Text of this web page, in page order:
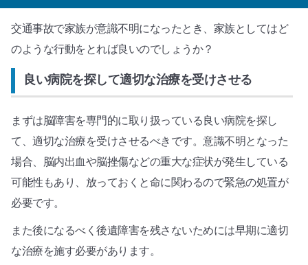
交通事故で家族が意識不明になったとき、家族としてはど
のような行動をとれば良いのでしょうか？
良い病院を探して適切な治療を受けさせる
まずは脳障害を専門的に取り扱っている良い病院を探し
て、適切な治療を受けさせるべきです。意識不明となった
場合、脳内出血や脳挫傷などの重大な症状が発生している
可能性もあり、放っておくと命に関わるので緊急の処置が
必要です。
また後になるべく後遺障害を残さないためには早期に適切
な治療を施す必要があります。